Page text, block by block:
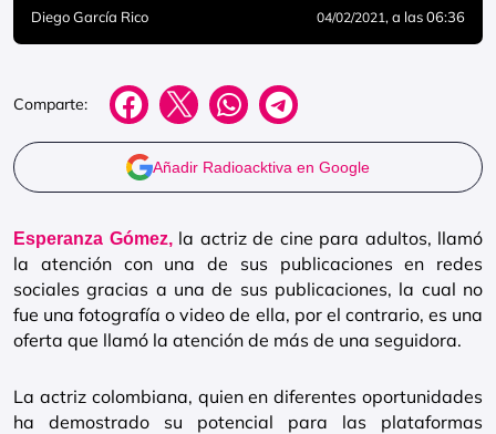
Diego García Rico 04/02/2021, a las 06:36
Comparte:
Añadir Radioacktiva en Google
Esperanza Gómez,la actriz de cine para adultos, llamó
la atención con una de sus publicaciones en redes
sociales gracias a una de sus publicaciones, la cual no
fue una fotografía o video de ella, por el contrario, es una
oferta que llamó la atención de más de una seguidora.
La actriz colombiana, quien en diferentes oportunidades
ha demostrado su potencial para las plataformas